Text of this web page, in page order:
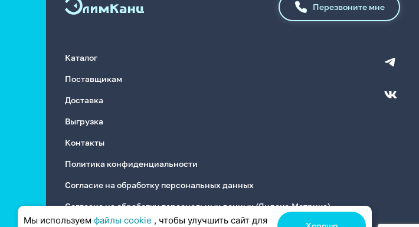
Перезвоните мне
Каталог
Поставщикам
Доставка
Выгрузка
Контакты
Политика конфиденциальности
Согласие на обработку персональных данных
Согласие на обработку персональных данных (Яндекс.Метрика)
Мы используем файлы cookie , чтобы улучшить сайт для